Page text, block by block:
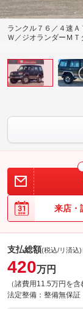
ランクル７６／４速
Ｗ／ジオランダーＭ
来店・
支払総額(税込/リ済込)
420万円
（諸費用11.5万円を含
法定整備： 整備無保証